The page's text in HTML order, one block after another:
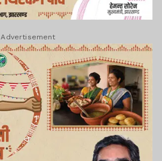
Advertisement